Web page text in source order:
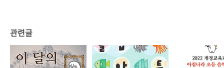
관련글